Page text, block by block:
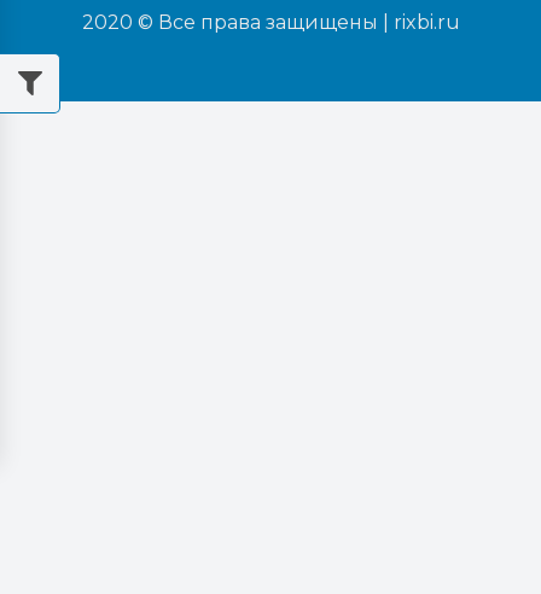
2020 © Все права защищены | rixbi.ru